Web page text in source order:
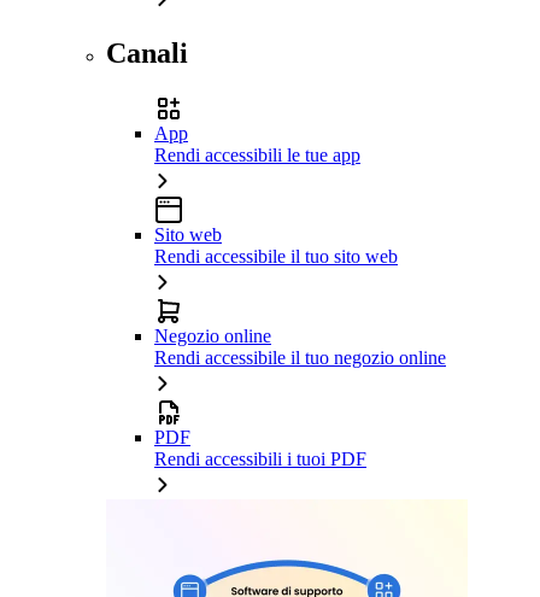
Canali
App
Rendi accessibili le tue app
Sito web
Rendi accessibile il tuo sito web
Negozio online
Rendi accessibile il tuo negozio online
PDF
Rendi accessibili i tuoi PDF